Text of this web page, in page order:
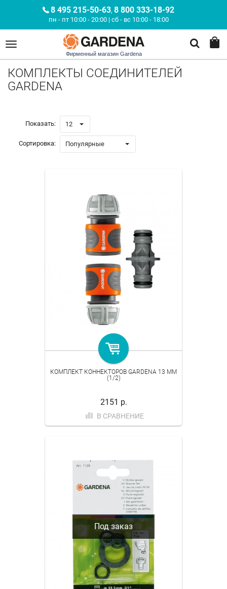
8 495 215-50-63, 8 800 333-18-92
пн - пт 10:00 - 20:00 | сб - вс 10:00 - 18:00
Фирменный магазин Gardena
КОМПЛЕКТЫ СОЕДИНИТЕЛЕЙ
GARDENA
Показать: 12
Сортировка: Популярные
КОМПЛЕКТ КОННЕКТОРОВ GARDENA 13 ММ
(1/2)
2151 р.
В СРАВНЕНИЕ
Под заказ